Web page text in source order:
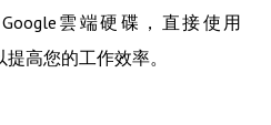
雲端硬碟，直接使用
高您的工作效率。